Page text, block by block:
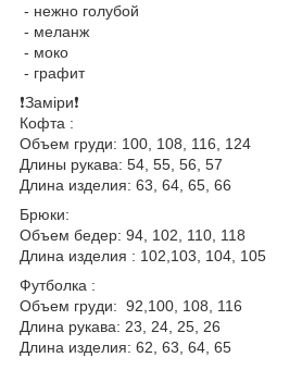
- нежно голубой
- меланж
- моко
- графит
❗️Заміри❗️
Кофта :
Объем груди: 100, 108, 116, 124
Длины рукава: 54, 55, 56, 57
Длина изделия: 63, 64, 65, 66
Брюки:
Объем бедер: 94, 102, 110, 118
Длина изделия : 102,103, 104, 105
Футболка :
Объем груди: 92,100, 108, 116
Длина рукава: 23, 24, 25, 26
Длина изделия: 62, 63, 64, 65